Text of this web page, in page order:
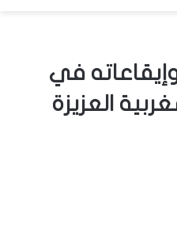
في
العزيزة